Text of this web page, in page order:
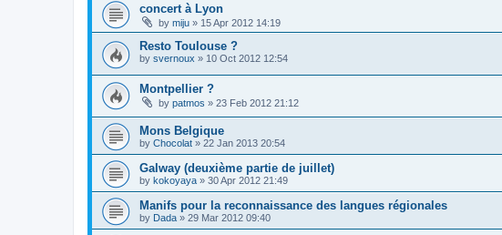
concert à Lyon
by miju » 15 Apr 2012 14:19
Resto Toulouse ?
by svernoux » 10 Oct 2012 12:54
Montpellier ?
by patmos » 23 Feb 2012 21:12
Mons Belgique
by Chocolat » 22 Jan 2013 20:54
Galway (deuxième partie de juillet)
by kokoyaya » 30 Apr 2012 21:49
Manifs pour la reconnaissance des langues régionales
by Dada » 29 Mar 2012 09:40